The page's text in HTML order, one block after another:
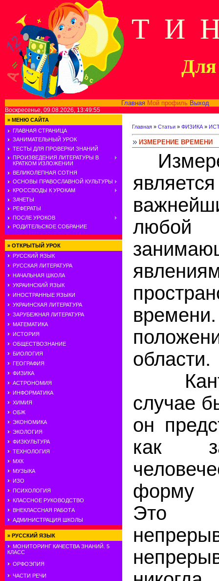
Т И
Для
Главная Мой профиль Выход
Воскресенье, 09.08.2026, 13:49:55
» МЕНЮ САЙТА
ГЛАВНАЯ СТРАНИЦА
ЗАНИМАТЕЛЬНЫЙ УРОК
ТЕСТЫ ДЛЯ ПРОВЕРКИ ЗНАНИЙ
ПРОИЗВЕДЕНИЯ ЛИТЕРАТУРЫ В
КРАТКОМ ИЗЛОЖЕНИИ
ВЕЛИКОЛЕПНАЯ СОТНЯ
ОСНОВЫ ПРАВОСЛАВНОЙ КУЛЬТУРЫ
КРОССВОДЫ К УРОКАМ
ЗАЧЕТЫ
РЕФЕРАТЫ
ПОСЛЕ УРОКОВ
РОДИТЕЛЬСКОЕ СОБРАНИЕ
» ОТКРЫТЫЙ УРОК
РУССКИЙ ЯЗЫК
РУССКАЯ ЛИТЕРАТУРА
НАЧАЛЬНАЯ ШКОЛА
УКРАИНСКИЙ ЯЗЫК
ИНОСТРАННЫЕ ЯЗЫКИ
УКРАИНСКАЯ ЛИТЕРАТУРА
ЗАРУБЕЖНАЯ ЛИТЕРАТУРА
МАТЕМАТИКА
ИСТОРИЯ
ОБЩЕСТВОЗНАНИЕ
БИОЛОГИЯ
ГЕОГРАФИЯ
ФИЗИКА
АСТРОНОМИЯ
ИНФОРМАТИКА
ХИМИЯ
ОБЖ
ЭКОНОМИКА
ЭКОЛОГИЯ
ФИЗКУЛЬТУРА
ТЕХНОЛОГИЯ
МХК
МУЗЫКА
ИЗО
ПСИХОЛОГИЯ
КЛАССНОЕ РУКОВОДСТВО
ВНЕКЛАССНАЯ РАБОТА
АДМИНИСТРАЦИЯ ШКОЛЫ
» РУССКИЙ ЯЗЫК
МОНИТОРИНГ КАЧЕСТВА ЗНАНИЙ. 5
КЛАСС
ОРФОЭПИЯ
ЧАСТИ РЕЧИ
Главная » Статьи » ФИЗИКА »
ИЗМЕРЕНИЕ ВРЕМЕНИ
области.
Кант
случае
он
как
форму
Это